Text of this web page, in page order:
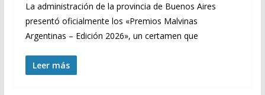
La administración de la provincia de Buenos Aires
presentó oficialmente los «Premios Malvinas
Argentinas – Edición 2026», un certamen que
Leer más